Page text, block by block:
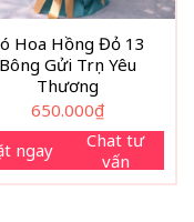
Hoa Hồng Đỏ 13
Bông Gửi Trọn Yêu
Thương
650.000₫
ngay
Chat tư
vấn